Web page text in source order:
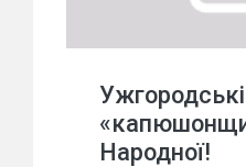
Ужгородські
Народної!